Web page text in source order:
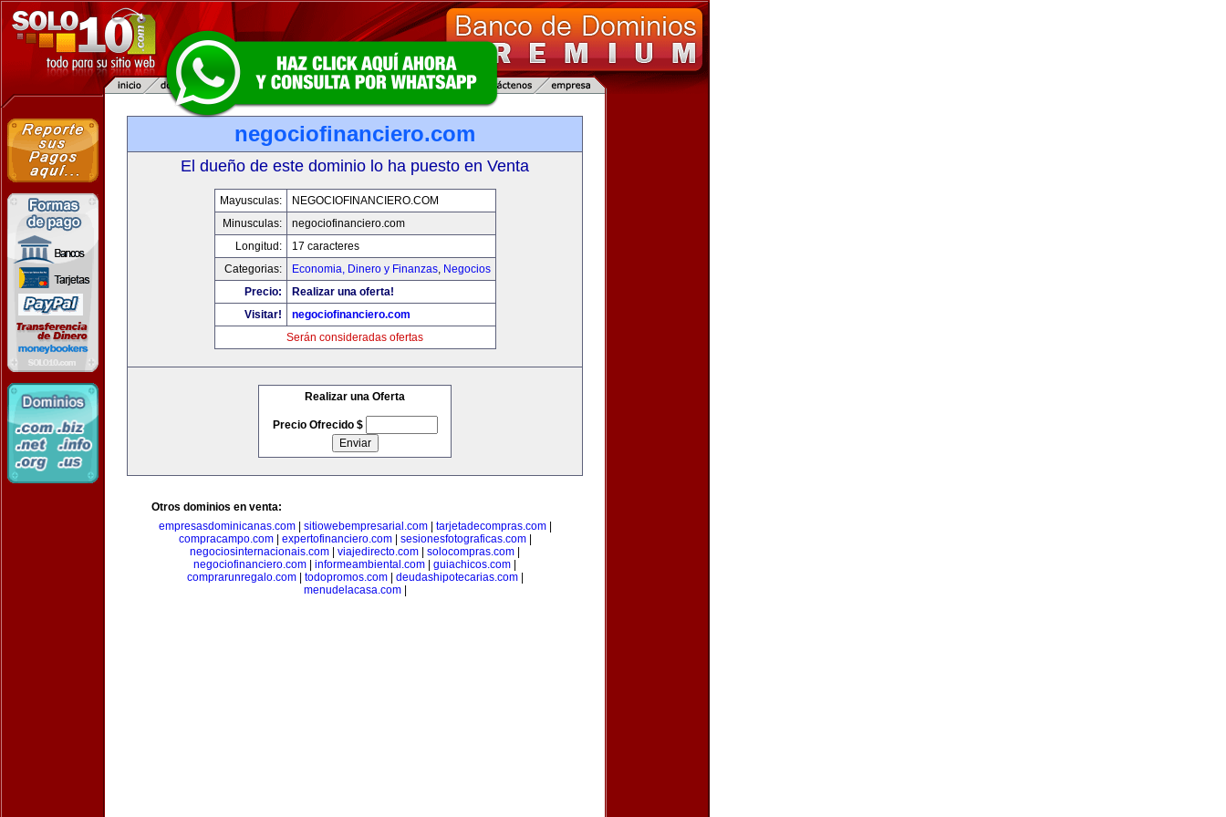
negociofinanciero.com
El dueño de este dominio lo ha puesto en Venta
Mayusculas:
NEGOCIOFINANCIERO.COM
Minusculas:
negociofinanciero.com
Longitud:
17 caracteres
Categorias:
Economia, Dinero y Finanzas, Negocios
Precio:
Realizar una oferta!
Visitar!
negociofinanciero.com
Serán consideradas ofertas
Realizar una Oferta
Precio Ofrecido $
Otros dominios en venta:
empresasdominicanas.com| sitiowebempresarial.com| tarjetadecompras.com|
compracampo.com| expertofinanciero.com| sesionesfotograficas.com|
negociosinternacionais.com
viajedirecto.com solocompras.com
negociofinanciero.com
informeambiental.com guiachicos.com
comprarunregalo.com| todopromos.com| deudashipotecarias.com|
menudelacasa.com|